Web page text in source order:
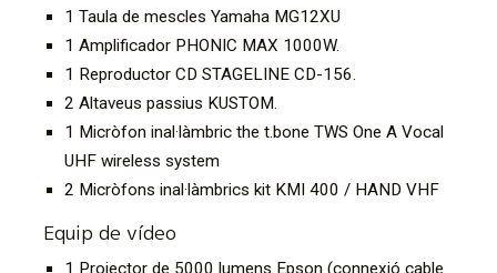
1 Taula de mescles Yamaha MG12XU
1 Amplificador PHONIC MAX 1000W.
1 ReproductorCD STAGELINE CD-156.
2 Altaveus passius KUSTOM.
1 Micròfon inal·làmbric the t.bone TWS One A Vocal
UHF wireless system
2 Micròfons inal·làmbrics kit KMI 400 / HAND VHF
Equip de vídeo
1 Projector de 5000 lumens Epson (connexió cable